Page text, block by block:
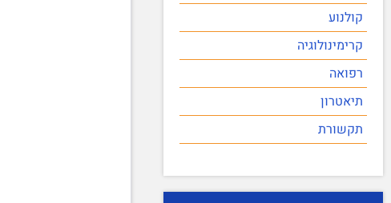
קולנוע
קרימינולוגיה
רפואה
תיאטרון
תקשורת